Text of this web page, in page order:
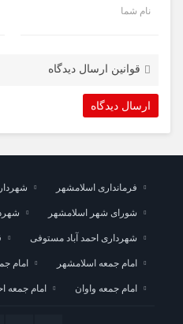
نام شما
قوانین ارسال دیدگاه
فرمانداری اسلامشهر
شورای شهر اسلامشهر
شهرداری احمد آباد مستوفی
امام جمعه اسلامشهر امام
امام جمعه واوان امام جمعه